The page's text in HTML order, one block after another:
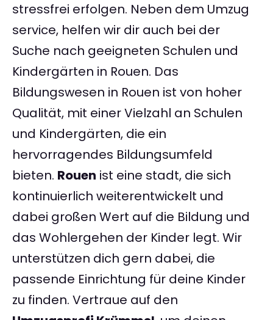
stressfrei erfolgen. Neben dem Umzug
service, helfen wir dir auch bei der
Suche nach geeigneten Schulen und
Kindergärten in Rouen. Das
Bildungswesen in Rouen ist von hoher
Qualität, mit einer Vielzahl an Schulen
und Kindergärten, die ein
hervorragendes Bildungsumfeld
bieten. Rouen ist eine stadt, die sich
kontinuierlich weiterentwickelt und
dabei großen Wert auf die Bildung und
das Wohlergehen der Kinder legt. Wir
unterstützen dich gern dabei, die
passende Einrichtung für deine Kinder
zu finden. Vertraue auf den